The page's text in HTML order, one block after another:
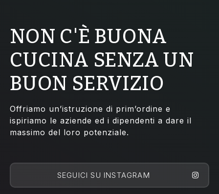
NON C'È BUONA
CUCINA SENZA UN
BUON SERVIZIO
Offriamo un’istruzione di prim’ordine e
ispiriamo le aziende ed i dipendenti a dare il
massimo del loro potenziale.
SEGUICI SU INSTAGRAM